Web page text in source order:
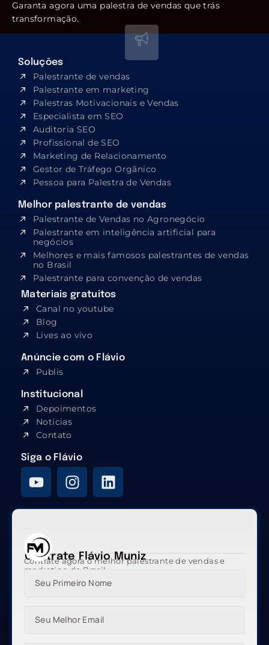
Garanta agora uma palestra de vendas que trás
transformação.
Soluções
Palestrante de vendas
Palestrante em marketing
Palestras Motivacionais e Vendas
Especialista em SEO​
Auditoria SEO
Profissional de SEO
Marketing de Relacionamento
Gestor de Tráfego Orgânico
Pessoa para Palestra de Vendas
Melhor palestrante de vendas
Palestrante de Vendas no Agronegócio
Palestrante em inteligência artificial para
negócios
Melhores e mais famosos palestrantes de vendas
no Brasil
Palestrante para convenção de vendas
Materiais gratuitos
Canal no youtube
Blog
Lives ao vivo
Anúncie com o Flávio
Publis
Institucional
Depoimentos
Notícias
Contato
Siga o Flávio
Contrate Flávio Muniz
Contrate agora o melhor palestrante de vendas e
marketing do Brasil